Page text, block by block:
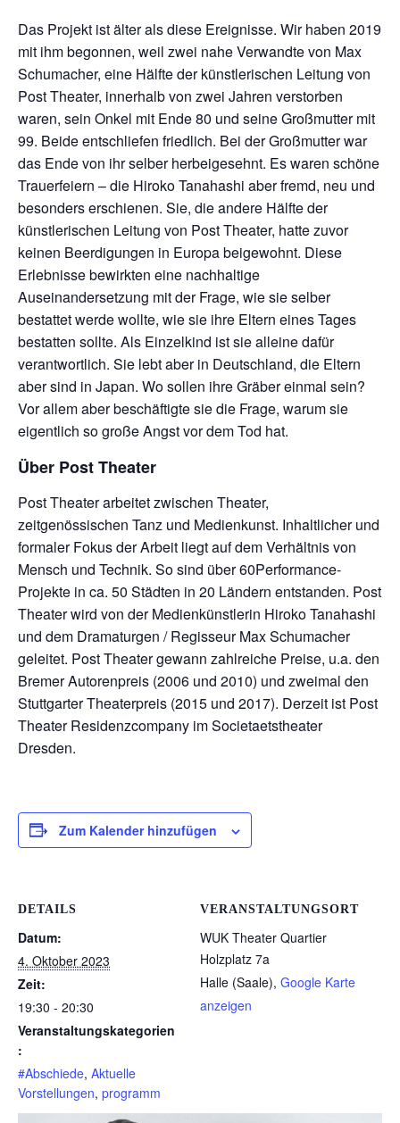
Das Projekt ist älter als diese Ereignisse. Wir haben 2019
mit ihm begonnen, weil zwei nahe Verwandte von Max
Schumacher, eine Hälfte der künstlerischen Leitung von
Post Theater, innerhalb von zwei Jahren verstorben
waren, sein Onkel mit Ende 80 und seine Großmutter mit
99. Beide entschliefen friedlich. Bei der Großmutter war
das Ende von ihr selber herbeigesehnt. Es waren schöne
Trauerfeiern – die Hiroko Tanahashi aber fremd, neu und
besonders erschienen. Sie, die andere Hälfte der
künstlerischen Leitung von Post Theater, hatte zuvor
keinen Beerdigungen in Europa beigewohnt. Diese
Erlebnisse bewirkten eine nachhaltige
Auseinandersetzung mit der Frage, wie sie selber
bestattet werde wollte, wie sie ihre Eltern eines Tages
bestatten sollte. Als Einzelkind ist sie alleine dafür
verantwortlich. Sie lebt aber in Deutschland, die Eltern
aber sind in Japan. Wo sollen ihre Gräber einmal sein?
Vor allem aber beschäftigte sie die Frage, warum sie
eigentlich so große Angst vor dem Tod hat.
Über Post Theater
Post Theater arbeitet zwischen Theater,
zeitgenössischen Tanz und Medienkunst. Inhaltlicher und
formaler Fokus der Arbeit liegt auf dem Verhältnis von
Mensch und Technik. So sind über 60Performance-
Projekte in ca. 50 Städten in 20 Ländern entstanden. Post
Theater wird von der Medienkünstlerin Hiroko Tanahashi
und dem Dramaturgen / Regisseur Max Schumacher
geleitet. Post Theater gewann zahlreiche Preise, u.a. den
Bremer Autorenpreis (2006 und 2010) und zweimal den
Stuttgarter Theaterpreis (2015 und 2017). Derzeit ist Post
Theater Residenzcompany im Societaetstheater
Dresden.
Zum Kalender hinzufügen
DETAILS
Datum:
4. Oktober 2023
Zeit:
19:30 - 20:30
Veranstaltungskategorien
:
#Abschiede, Aktuelle
Vorstellungen, programm
VERANSTALTUNGSORT
WUK Theater Quartier
Holzplatz 7a
Halle (Saale), Google Karte
anzeigen